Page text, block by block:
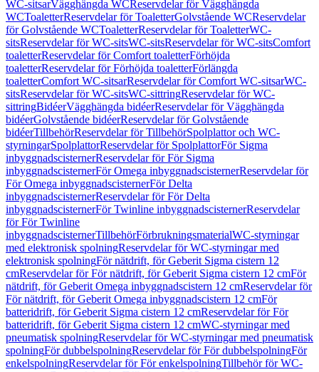
WC-sitsarVägghängda WCReservdelar för Vägghängda
WCToaletterReservdelar för ToaletterGolvstående WCReservdelar
för Golvstående WCToaletterReservdelar för ToaletterWC-
sitsReservdelar för WC-sitsWC-sitsReservdelar för WC-sitsComfort
toaletterReservdelar för Comfort toaletterFörhöjda
toaletterReservdelar för Förhöjda toaletterFörlängda
toaletterComfort WC-sitsarReservdelar för Comfort WC-sitsarWC-
sitsReservdelar för WC-sitsWC-sittringReservdelar för WC-
sittringBidéerVägghängda bidéerReservdelar för Vägghängda
bidéerGolvstående bidéerReservdelar för Golvstående
bidéerTillbehörReservdelar för TillbehörSpolplattor och WC-
styrningarSpolplattorReservdelar för SpolplattorFör Sigma
inbyggnadscisternerReservdelar för För Sigma
inbyggnadscisternerFör Omega inbyggnadscisternerReservdelar för
För Omega inbyggnadscisternerFör Delta
inbyggnadscisternerReservdelar för För Delta
inbyggnadscisternerFör Twinline inbyggnadscisternerReservdelar
för För Twinline
inbyggnadscisternerTillbehörFörbrukningsmaterialWC-styrningar
med elektronisk spolningReservdelar för WC-styrningar med
elektronisk spolningFör nätdrift, för Geberit Sigma cistern 12
cmReservdelar för För nätdrift, för Geberit Sigma cistern 12 cmFör
nätdrift, för Geberit Omega inbyggnadscistern 12 cmReservdelar för
För nätdrift, för Geberit Omega inbyggnadscistern 12 cmFör
batteridrift, för Geberit Sigma cistern 12 cmReservdelar för För
batteridrift, för Geberit Sigma cistern 12 cmWC-styrningar med
pneumatisk spolningReservdelar för WC-styrningar med pneumatisk
spolningFör dubbelspolningReservdelar för För dubbelspolningFör
enkelspolningReservdelar för För enkelspolningTillbehör för WC-